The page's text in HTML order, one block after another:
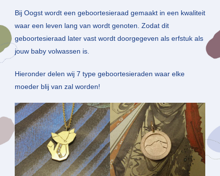
Bij Oogst wordt een geboortesieraad gemaakt in een kwaliteit
waar een leven lang van wordt genoten. Zodat dit
geboortesieraad later vast wordt doorgegeven als erfstuk als
jouw baby volwassen is.
Hieronder delen wij 7 type geboortesieraden waar elke
moeder blij van zal worden!